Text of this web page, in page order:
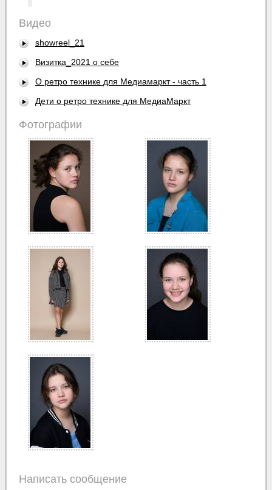
Видео
showreel_21
Визитка_2021 о себе
О ретро технике для Медиамаркт - часть 1
Дети о ретро технике для МедиаМаркт
Фотографии
Написать сообщение